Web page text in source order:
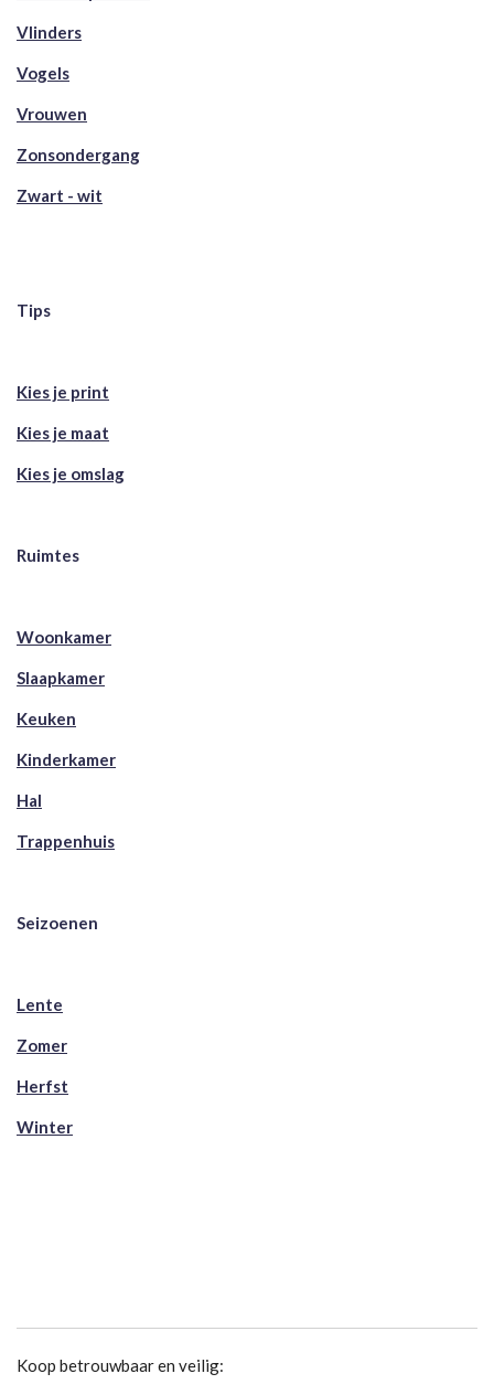
Vlinders
Vogels
Vrouwen
Zonsondergang
Zwart - wit
Tips
Kies je print
Kies je maat
Kies je omslag
Ruimtes
Woonkamer
Slaapkamer
Keuken
Kinderkamer
Hal
Trappenhuis
Seizoenen
Lente
Zomer
Herfst
Winter
Koop betrouwbaar en veilig: